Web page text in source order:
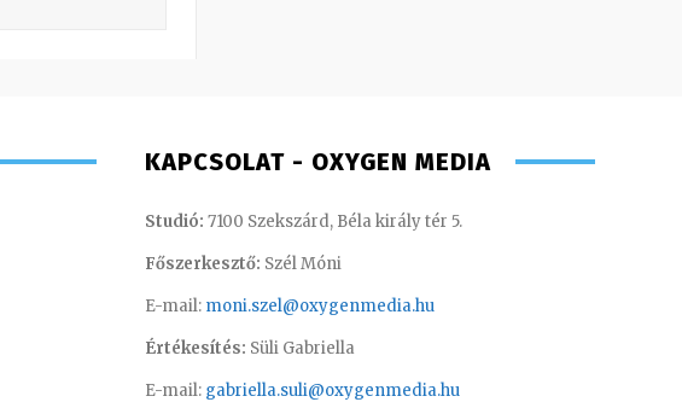
KAPCSOLAT - OXYGEN MEDIA
Studió: 7100 Szekszárd, Béla király tér 5.
Főszerkesztő: Szél Móni
E-mail: moni.szel@oxygenmedia.hu
Értékesítés: Süli Gabriella
E-mail: gabriella.suli@oxygenmedia.hu